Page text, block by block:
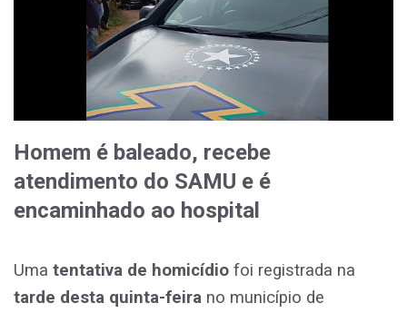
Homem é baleado, recebe
atendimento do SAMU e é
encaminhado ao hospital
Uma tentativa de homicídio foi registrada na
tarde desta quinta-feira no município de